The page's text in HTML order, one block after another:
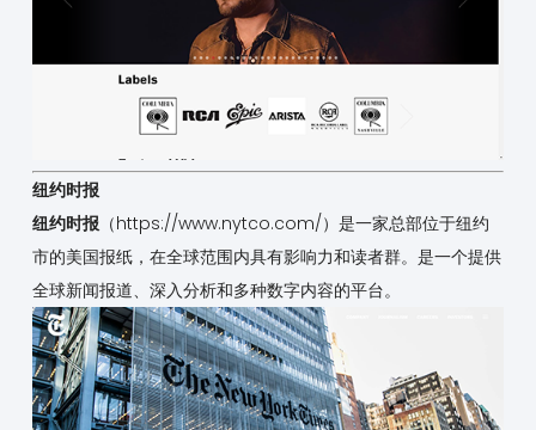
纽约时报
纽约时报（https://www.nytco.com/）是一家总部位于纽约
市的美国报纸，在全球范围内具有影响力和读者群。是一个提供
全球新闻报道、深入分析和多种数字内容的平台。